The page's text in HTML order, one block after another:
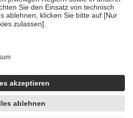
dass es sich um echte Bewertungen
de/articles/4419944605341
unter Zuhilfenahme künstlicher